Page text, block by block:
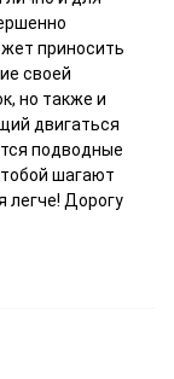
приносить
своей
но также и
двигаться
подводные
шагают
легче! Дорогу